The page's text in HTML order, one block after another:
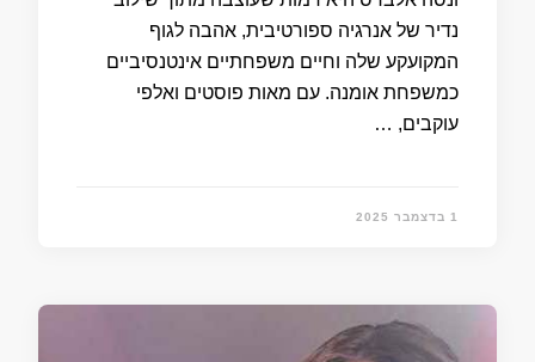
נדיר של אנרגיה ספורטיבית, אהבה לגוף
המקועקע שלה וחיים משפחתיים אינטנסיביים
כמשפחת אומנה. עם מאות פוסטים ואלפי
עוקבים, …
1 בדצמבר 2025